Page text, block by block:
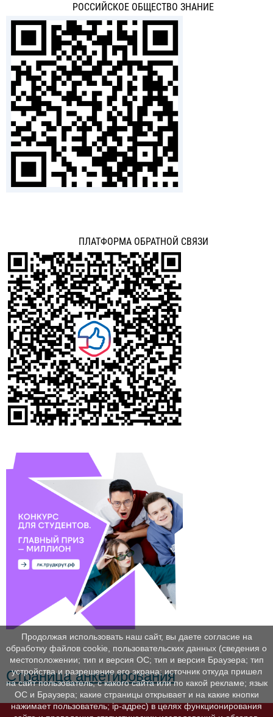
РОССИЙСКОЕ ОБЩЕСТВО ЗНАНИЕ
ПЛАТФОРМА ОБРАТНОЙ СВЯЗИ
Страница анкетирования
Продолжая использовать наш сайт, вы даете согласие на
обработку файлов cookie, пользовательских данных (сведения о
местоположении; тип и версия ОС; тип и версия Браузера; тип
устройства и разрешение его экрана; источник откуда пришел
на сайт пользователь; с какого сайта или по какой рекламе; язык
ОС и Браузера; какие страницы открывает и на какие кнопки
нажимает пользователь; ip-адрес) в целях функционирования